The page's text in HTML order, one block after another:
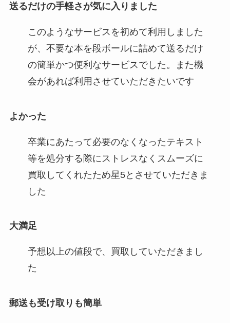
送るだけの手軽さが気に入りました
このようなサービスを初めて利用しました
が、不要な本を段ボールに詰めて送るだけ
の簡単かつ便利なサービスでした。また機
会があれば利用させていただきたいです
よかった
卒業にあたって必要のなくなったテキスト
等を処分する際にストレスなくスムーズに
買取してくれたため星5とさせていただきま
した
大満足
予想以上の値段で、買取していただきまし
た
郵送も受け取りも簡単